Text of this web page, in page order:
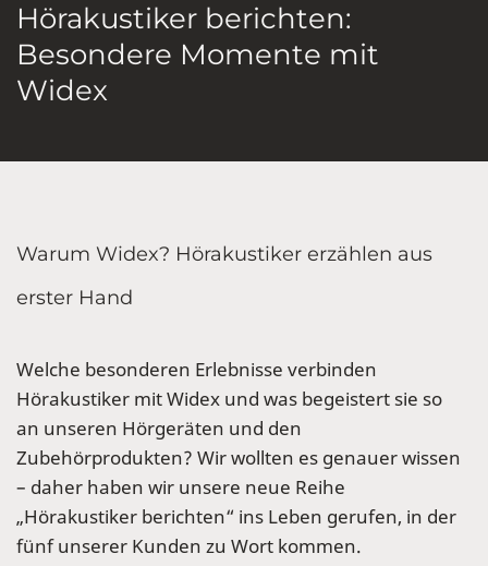
Hörakustiker berichten:
Besondere Momente mit
Widex
Warum Widex? Hörakustiker erzählen aus
erster Hand
Welche besonderen Erlebnisse verbinden
Hörakustiker mit Widex und was begeistert sie so
an unseren Hörgeräten und den
Zubehörprodukten? Wir wollten es genauer wissen
– daher haben wir unsere neue Reihe
„Hörakustiker berichten“ ins Leben gerufen, in der
fünf unserer Kunden zu Wort kommen.